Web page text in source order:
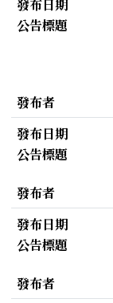
發布日期
公告標題
發布者
發布日期
公告標題
發布者
發布日期
公告標題
發布者